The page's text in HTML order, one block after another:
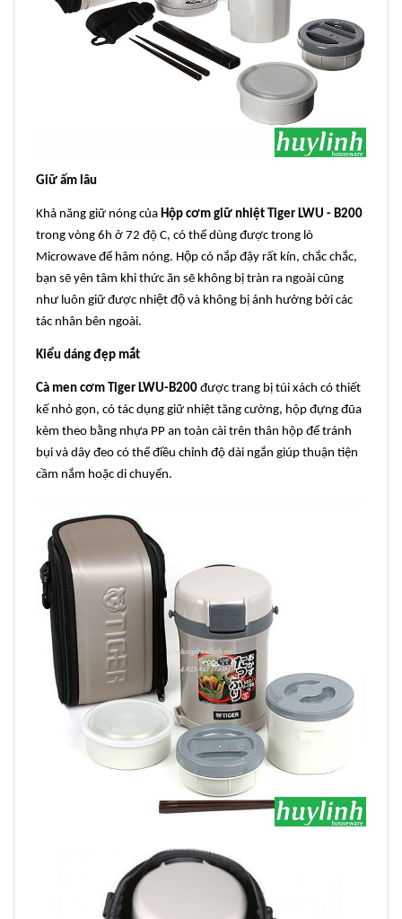
Giữ ấm lâu
Khả năng giữ nóng của Hộp cơm giữ nhiệt Tiger LWU - B200
trong vòng 6h ở 72 độ C, có thể dùng được trong lò
Microwave để hâm nóng. Hộp có nắp đậy rất kín, chắc chắc,
bạn sẽ yên tâm khi thức ăn sẽ không bị tràn ra ngoài cũng
như luôn giữ được nhiệt độ và không bị ảnh hưởng bởi các
tác nhân bên ngoài.
Kiểu dáng đẹp mắt
Cà men cơm Tiger LWU-B200 được trang bị túi xách có thiết
kế nhỏ gọn, có tác dụng giữ nhiệt tăng cường, hộp đựng đũa
kèm theo bằng nhựa PP an toàn cài trên thân hộp để tránh
bụi và dây đeo có thể điều chỉnh độ dài ngắn giúp thuận tiện
cầm nắm hoặc di chuyển.